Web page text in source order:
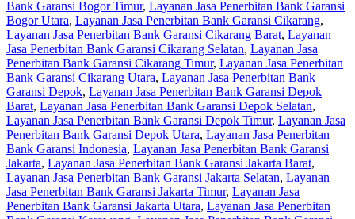
Bank Garansi Bogor Timur, Layanan Jasa Penerbitan Bank Garansi
Bogor Utara, Layanan Jasa Penerbitan Bank Garansi Cikarang,
Layanan Jasa Penerbitan Bank Garansi Cikarang Barat, Layanan
Jasa Penerbitan Bank Garansi Cikarang Selatan, Layanan Jasa
Penerbitan Bank Garansi Cikarang Timur, Layanan Jasa Penerbitan
Bank Garansi Cikarang Utara, Layanan Jasa Penerbitan Bank
Garansi Depok, Layanan Jasa Penerbitan Bank Garansi Depok
Barat, Layanan Jasa Penerbitan Bank Garansi Depok Selatan,
Layanan Jasa Penerbitan Bank Garansi Depok Timur, Layanan Jasa
Penerbitan Bank Garansi Depok Utara, Layanan Jasa Penerbitan
Bank Garansi Indonesia, Layanan Jasa Penerbitan Bank Garansi
Jakarta, Layanan Jasa Penerbitan Bank Garansi Jakarta Barat,
Layanan Jasa Penerbitan Bank Garansi Jakarta Selatan, Layanan
Jasa Penerbitan Bank Garansi Jakarta Timur, Layanan Jasa
Penerbitan Bank Garansi Jakarta Utara, Layanan Jasa Penerbitan